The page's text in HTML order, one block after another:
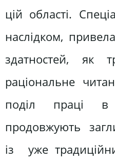
цій області.
наслідком,
здатностей, як
раціональне
поділ праці в
продовжують
із уже